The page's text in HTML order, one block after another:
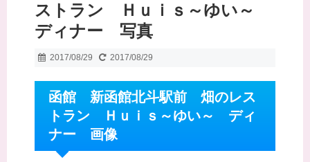
ストラン Ｈｕｉｓ～ゆい～
ディナー 写真
2017/08/29 2017/08/29
函館 新函館北斗駅前 畑のレス
トラン Ｈｕｉｓ～ゆい～ ディ
ナー 画像